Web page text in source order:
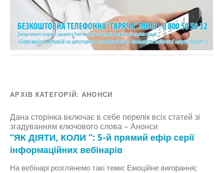
АРХІВ КАТЕГОРІЙ: АНОНСИ
Дана сторінка включає в себе перелік всіх статей зі
згадуванням ключового слова – Анонси
“ЯК ДІЯТИ, КОЛИ ”: 5-й прямий ефір серії
інформаційних вебінарів
На вебінарі розглянемо такі теми: Емоційне вигорання;